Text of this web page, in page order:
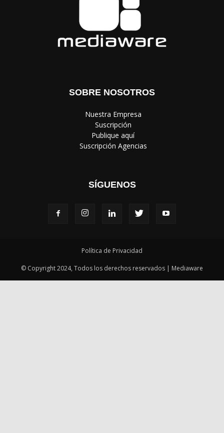
SOBRE NOSOTROS
‎ Nuestra Empresa
‎ Suscripción
‎ Publique aquí
‎ Suscripción Agencias
SÍGUENOS
Política de Privacidad
© Copyright 2024, Todos los derechos reservados | Mediaware